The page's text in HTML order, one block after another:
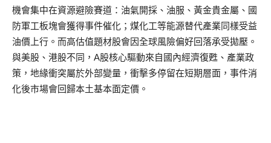
機會集中在資源避險賽道：油氣開採、油服、黃金貴金屬、國
防軍工板塊會獲得事件催化；煤化工等能源替代產業同樣受益
油價上行。而高估值題材股會因全球風險偏好回落承受拋壓。
與美股、港股不同，A股核心驅動來自國內經濟復甦、產業政
策，地緣衝突屬於外部變量，衝擊多停留在短期層面，事件消
化後市場會回歸本土基本面定價。